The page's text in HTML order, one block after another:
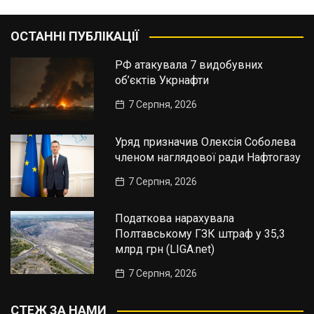
ОСТАННІ ПУБЛІКАЦІЇ
РФ атакувала 7 видобувних
об’єктів Укрнафти
7 Серпня, 2026
Уряд призначив Олексія Соболева
членом наглядової ради Нафтогазу
7 Серпня, 2026
Податкова нарахувала
Полтавському ГЗК штраф у 35,3
млрд грн (LIGA.net)
7 Серпня, 2026
СТЕЖ ЗА НАМИ